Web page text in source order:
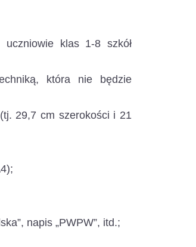
klas 1-8 szkół
która nie będzie
29,7 cm szerokości i 21
napis „PWPW”, itd.;